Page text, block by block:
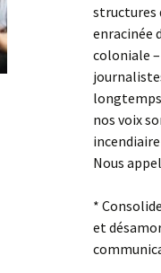
structures
enracinée
coloniale
nos voix
Nous
*
et